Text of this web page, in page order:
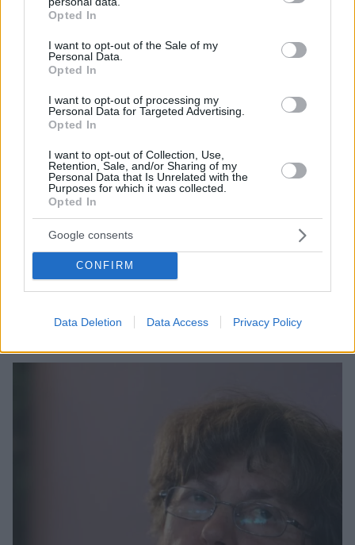
grant or deny consent to Google and its third-party tags to
use your data for below specified purposes in below Google
consent section.
Opted In
I want to opt-out of the Sale of my
Personal Data.
Opted In
I want to opt-out of processing my
Personal Data for Targeted Advertising.
Opted In
I want to opt-out of Collection, Use,
Retention, Sale, and/or Sharing of my
Personal Data that Is Unrelated with the
Purposes for which it was collected.
Opted In
Google consents
CONFIRM
Data Deletion Data Access Privacy Policy
Στο ΣτΕ προσέφυγε ο Κουφοντίνας για το ζήτημα της
μεταγωγής του
Ο αρχιεκτελεστής της 17Ν υποστηρίζει ότι είναι μη
νόμιμη η απόφαση της γενικής γραμματέως
αντισυνταγματικός ο νόμος 4760/2020 για τις
08.03.2021, 14:58 10